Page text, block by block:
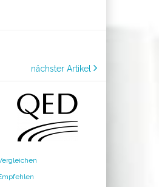
nächster Artikel